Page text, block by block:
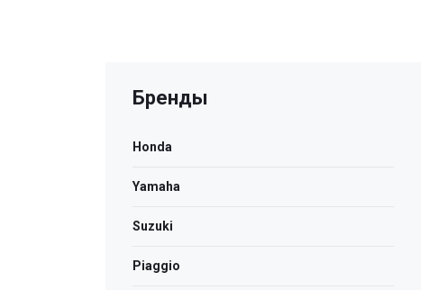
Бренды
Honda
Yamaha
Suzuki
Piaggio